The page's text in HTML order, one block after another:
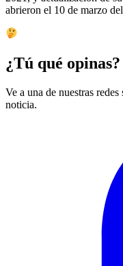
abrieron el 10 de marzo
¿Tú qué opinas?
Ve a una de nuestras
noticia.